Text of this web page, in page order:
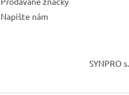
Napište nám
SYNPRO